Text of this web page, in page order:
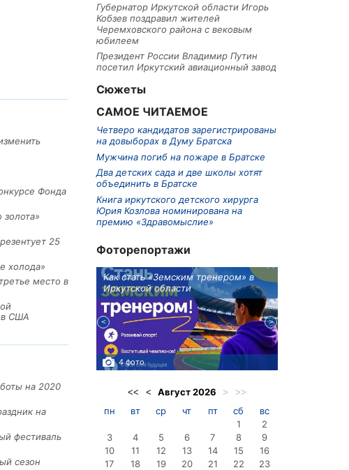
Фонда
25
холода»
место в
в США
на 2020
на
фестиваль
сезон
Губернатор Иркутской области Игорь
Кобзев поздравил жителей
Черемховского района с вековым
юбилеем
Президент России Владимир Путин
посетил Иркутский авиационный завод
Сюжеты
САМОЕ ЧИТАЕМОЕ
Четверо кандидатов зарегистрированы
на довыборах в Думу Братска
Мужчина погиб на пожаре в Братске
Два детских сада и две школы хотят
объединить в Братске
Книга иркутского детского хирурга
Юрия Козлова номинирована на
премию «Здравомыслие»
Фоторепортажи
миллионов
предприятие
Как стать «Земским тренером» в
Иркутской области
4 фото
<< < Август2026 > >>
пн вт ср чт пт сб
вс
1
2
3
4 5 6 7 8
9
10
11 12 13 14 15
16
17
18 19 20 21 22 23